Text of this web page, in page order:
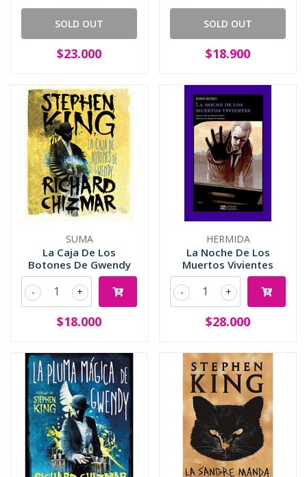
SOLD OUT
$23.000
SOLD OUT
$18.900
SUMA
La Caja De Los
Botones De Gwendy
+
-
$18.000
HERMIDA
La Noche De Los
Muertos Vivientes
+
-
$28.000